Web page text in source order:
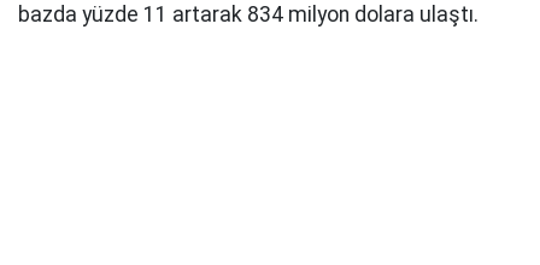
bazda yüzde 11 artarak 834 milyon dolara ulaştı.